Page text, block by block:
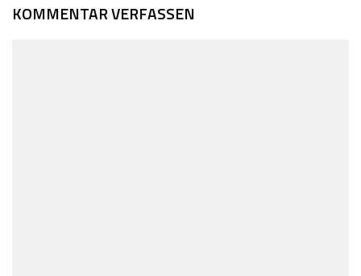
KOMMENTAR VERFASSEN